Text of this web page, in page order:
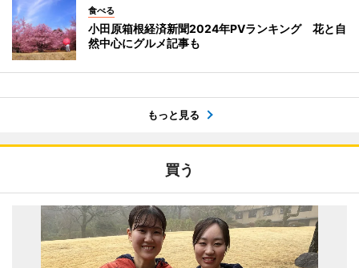
食べる
小田原箱根経済新聞2024年PVランキング 花と自
然中心にグルメ記事も
もっと見る
買う